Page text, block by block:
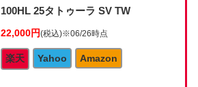
100HL 25タトゥーラ SV TW
22,000円(税込)※06/26時点
楽天 Yahoo Amazon